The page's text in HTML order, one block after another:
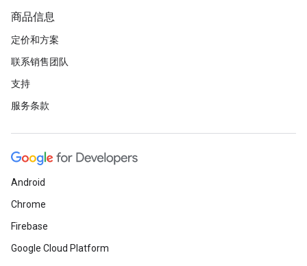
商品信息
定价和方案
联系销售团队
支持
服务条款
Android
Chrome
Firebase
Google Cloud Platform